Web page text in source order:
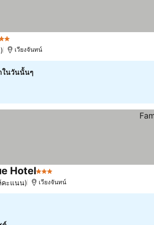
าว ดูราคา
เวียงจันทน์
ในวันนั้นๆ
Hotel3 ดาว ดูราคา
คะแนน) เวียงจันทน์